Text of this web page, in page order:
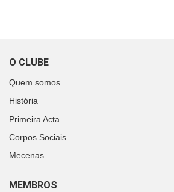
O CLUBE
Quem somos
História
Primeira Acta
Corpos Sociais
Mecenas
MEMBROS